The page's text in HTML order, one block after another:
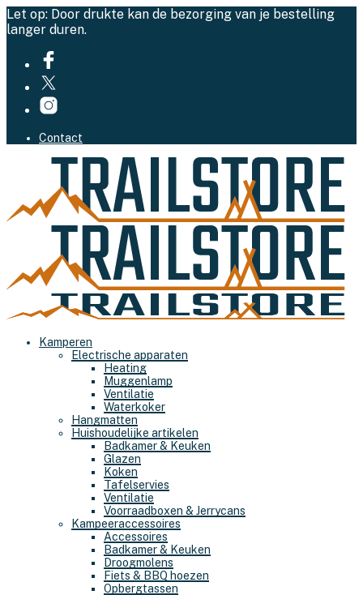
Let op: Door drukte kan de bezorging van je bestelling
langer duren.
Contact
Kamperen
Electrische apparaten
Heating
Muggenlamp
Ventilatie
Waterkoker
Hangmatten
Huishoudelijke artikelen
Badkamer & Keuken
Glazen
Koken
Tafelservies
Ventilatie
Voorraadboxen & Jerrycans
Kampeeraccessoires
Accessoires
Badkamer & Keuken
Droogmolens
Fiets & BBQ hoezen
Opbergtassen